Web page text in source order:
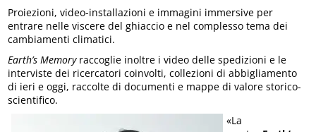
Proiezioni, video-installazioni e immagini immersive per
entrare nelle viscere del ghiaccio e nel complesso tema dei
cambiamenti climatici.
Earth’s Memoryraccoglie inoltre i video delle spedizioni e le
interviste dei ricercatori coinvolti, collezioni di abbigliamento
di ieri e oggi, raccolte di documenti e mappe di valore storico-
scientifico.
«La